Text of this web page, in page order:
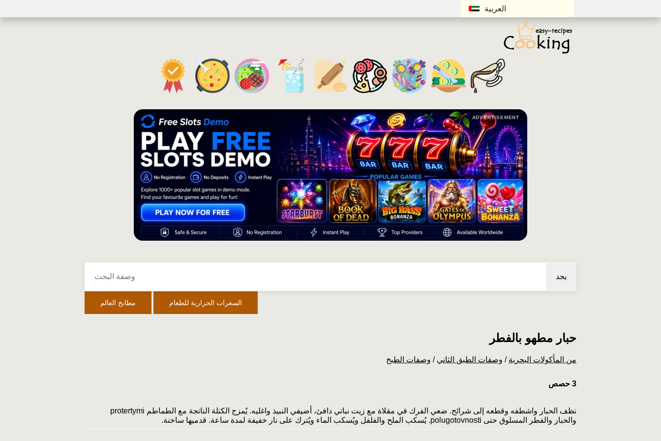
العربية
ADVERTISEMENT
يجد
مطابخ العالم السعرات الحرارية للطعام
حبار مطهو بالفطر
وصفات الطبخ / وصفات الطبق الثاني / من المأكولات البحرية
3 حصص
نظف الحبار واشطفه وقطعه إلى شرائح. ضعي الفرك في مقلاة مع زيت نباتي دافئ، أضيفي النبيذ واغليه. يُمزج الكتلة الناتجة مع الطماطم pro­tertymi
والحبار والفطر المسلوق حتى polu­gotovnosti. يُسكب الملح والفلفل ويُسكب الماء ويُترك على نار خفيفة لمدة ساعة. قدميها ساخنة.